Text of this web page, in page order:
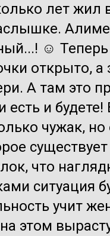
лет
☺ Теперь
открыто, а
А там это
есть и
чужак,
что
ситуация
учит
этом